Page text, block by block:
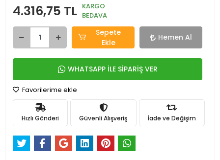
4.316,75 TL KARGO
BEDAVA
Sepete
Ekle
Hemen Al
WHATSAPP İLE SİPARİŞ VER
Favorilerime ekle
Hızlı Gönderi Güvenli Alışveriş İade ve Değişim